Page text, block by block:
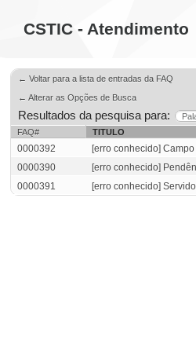
CSTIC - Atendimento
← Voltar para a lista de entradas da FAQ
← Alterar as Opções de Busca
Resultados da pesquisa para:
FAQ#
TITULO
0000392 [erro conhecido]
0000390
[erro conhecido]
0000391
[erro conhecido]